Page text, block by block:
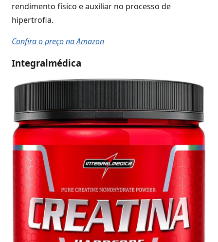
rendimento físico e auxiliar no processo de
hipertrofia.
Confira o preço na Amazon
Integralmédica